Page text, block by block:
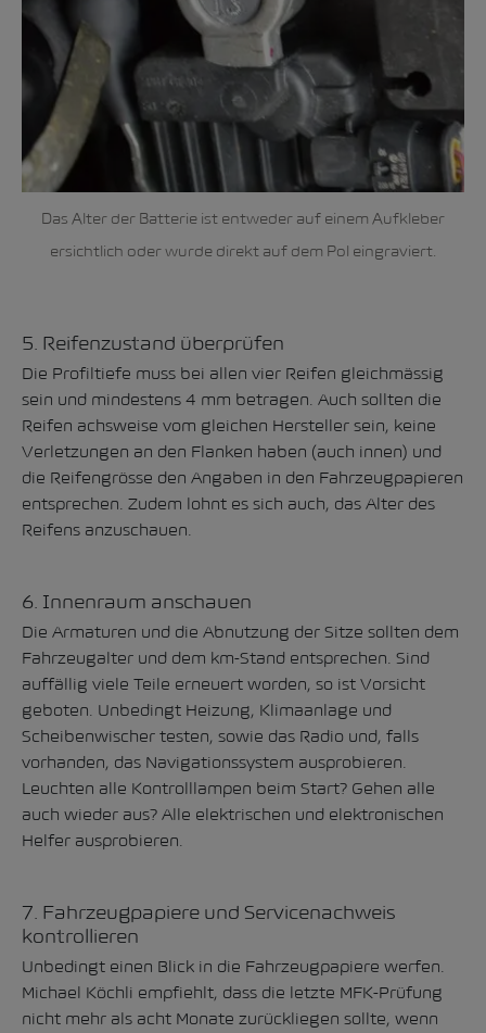
Das Alter der Batterie ist entweder auf einem Aufkleber
ersichtlich oder wurde direkt auf dem Pol eingraviert.
5. Reifenzustand überprüfen
Die Profiltiefe muss bei allen vier Reifen gleichmässig
sein und mindestens 4 mm betragen. Auch sollten die
Reifen achsweise vom gleichen Hersteller sein, keine
Verletzungen an den Flanken haben (auch innen) und
die Reifengrösse den Angaben in den Fahrzeugpapieren
entsprechen. Zudem lohnt es sich auch, das Alter des
Reifens anzuschauen.
6. Innenraum anschauen
Die Armaturen und die Abnutzung der Sitze sollten dem
Fahrzeugalter und dem km-Stand entsprechen. Sind
auffällig viele Teile erneuert worden, so ist Vorsicht
geboten. Unbedingt Heizung, Klimaanlage und
Scheibenwischer testen, sowie das Radio und, falls
vorhanden, das Navigationssystem ausprobieren.
Leuchten alle Kontrolllampen beim Start? Gehen alle
auch wieder aus? Alle elektrischen und elektronischen
Helfer ausprobieren.
7. Fahrzeugpapiere und Servicenachweis
kontrollieren
Unbedingt einen Blick in die Fahrzeugpapiere werfen.
Michael Köchli empfiehlt, dass die letzte MFK-Prüfung
nicht mehr als acht Monate zurückliegen sollte, wenn